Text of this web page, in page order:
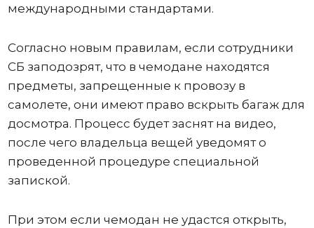
международными стандартами.
Согласно новым правилам, если сотрудники
СБ заподозрят, что в чемодане ​​находятся
предметы, запрещенные к провозу в
самолете, они имеют право вскрыть багаж для
досмотра. Процесс будет заснят на видео,
после чего владельца вещей уведомят о
проведенной процедуре специальной
запиской.
При этом если чемодан не удастся открыть,